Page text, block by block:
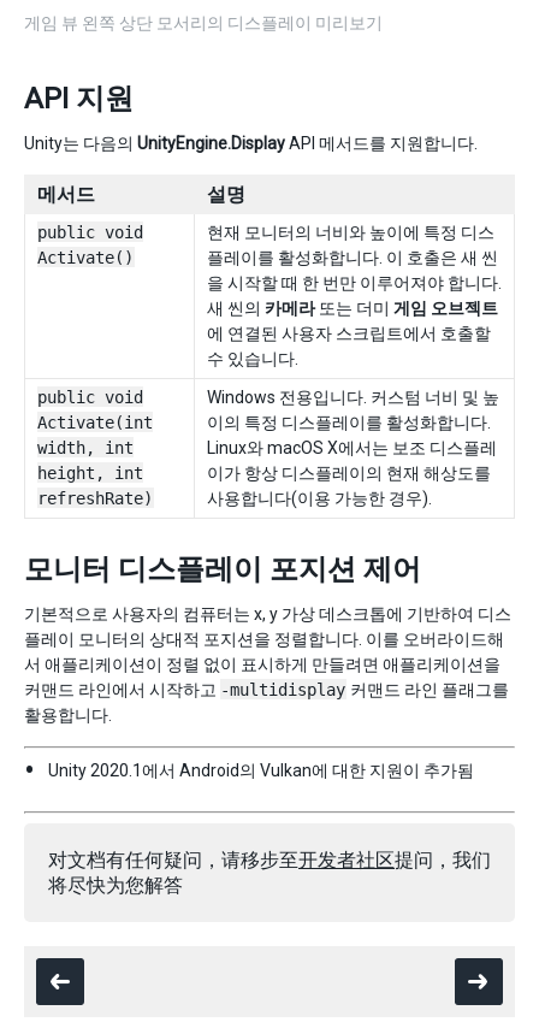
게임 뷰 왼쪽 상단 모서리의 디스플레이 미리보기
API 지원
Unity는 다음의 UnityEngine.DisplayAPI 메서드를 지원합니다.
메서드 설명
public void
Activate()
현재 모니터의 너비와 높이에 특정 디스
플레이를 활성화합니다. 이 호출은 새 씬
을 시작할 때 한 번만 이루어져야 합니다.
새 씬의 카메라또는 더미 게임 오브젝트
에 연결된 사용자 스크립트에서 호출할
수 있습니다.
public void
Activate(int
width, int
height, int
refreshRate)
Windows 전용입니다. 커스텀 너비 및 높
이의 특정 디스플레이를 활성화합니다.
Linux와 macOS X에서는 보조 디스플레
이가 항상 디스플레이의 현재 해상도를
사용합니다(이용 가능한 경우).
모니터 디스플레이 포지션 제어
기본적으로 사용자의 컴퓨터는 x, y 가상 데스크톱에 기반하여 디스
플레이 모니터의 상대적 포지션을 정렬합니다. 이를 오버라이드해
서 애플리케이션이 정렬 없이 표시하게 만들려면 애플리케이션을
커맨드 라인에서 시작하고 -multidisplay 커맨드 라인 플래그를
활용합니다.
Unity 2020.1에서 Android의 Vulkan에 대한 지원이 추가됨
对文档有任何疑问，请移步至开发者社区提问，我们
将尽快为您解答